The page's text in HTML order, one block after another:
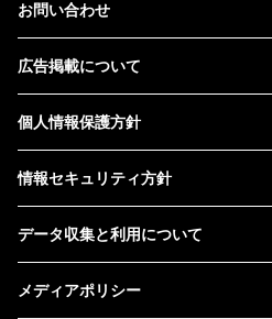
お問い合わせ
広告掲載について
個人情報保護方針
情報セキュリティ方針
データ収集と利用について
メディアポリシー